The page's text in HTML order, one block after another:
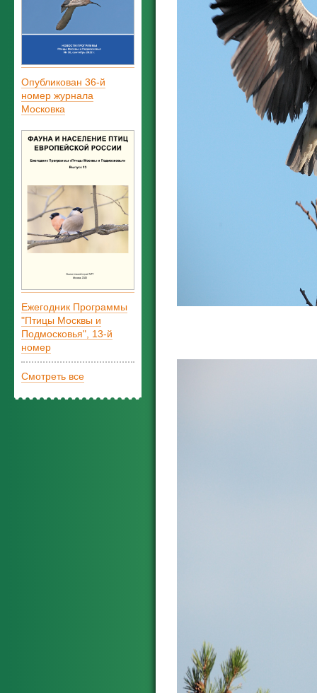
Опубликован 36-й
номер журнала
Московка
Ежегодник Программы
"Птицы Москвы и
Подмосковья", 13-й
номер
Смотреть все